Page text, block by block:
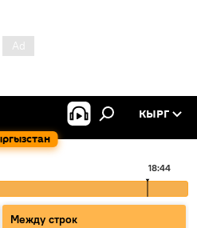
КЫРГ
18:44
Между строк